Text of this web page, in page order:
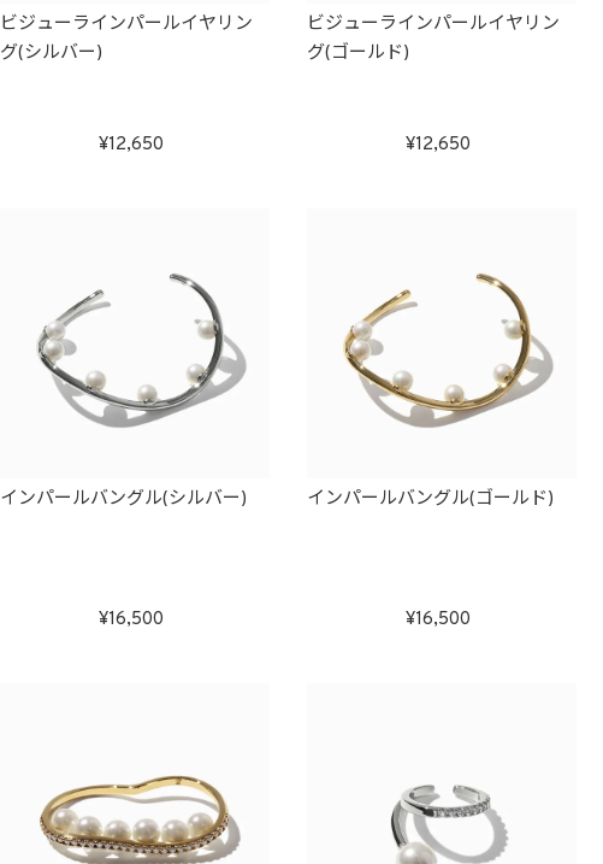
ビジューラインパールイヤリン
グ(シルバー)
12,650
ビジューラインパールイヤリン
グ(ゴールド)
12,650
インパールバングル(シルバー)
16,500
インパールバングル(ゴールド)
16,500